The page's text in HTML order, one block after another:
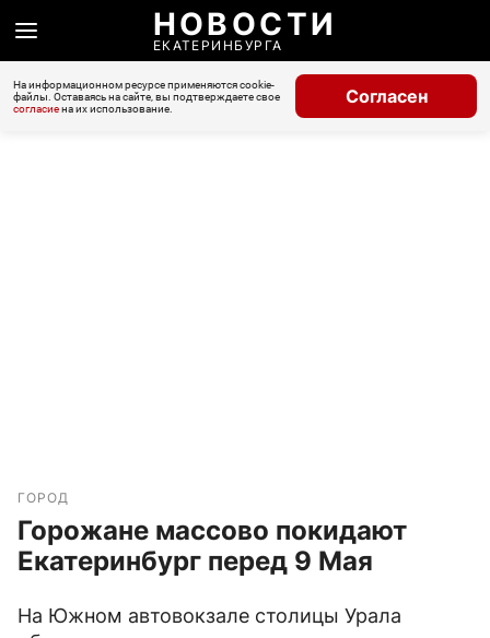
НОВОСТИ
ЕКАТЕРИНБУРГА
На информационном ресурсе применяются cookie-
файлы. Оставаясь на сайте, вы подтверждаете свое
согласиена их использование.
Согласен
ГОРОД
Горожане массово покидают
Екатеринбург перед 9 Мая
На Южном автовокзале столицы Урала